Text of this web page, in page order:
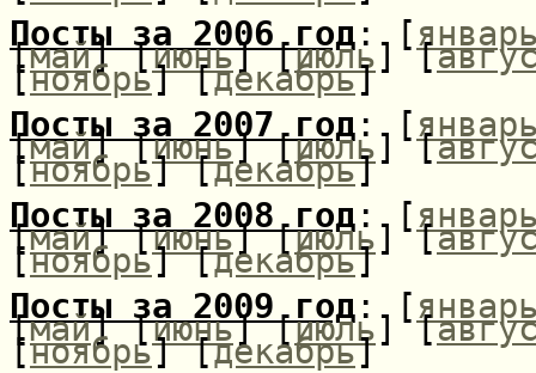
Посты за 2006 год : [
[май] [июнь] [июль] [
[ноябрь] [декабрь]
Посты за 2007 год : [
[май] [июнь] [июль] [
[ноябрь] [декабрь]
Посты за 2008 год : [
[май] [июнь] [июль] [
[ноябрь] [декабрь]
Посты за 2009 год : [
[май] [июнь] [июль] [
[ноябрь] [декабрь]